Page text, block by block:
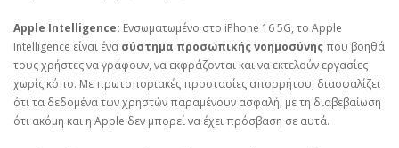
Apple Intelligence: Ενσωματωμένο στο iPhone 16 5G, το Apple
Intelligence είναι ένα σύστημα προσωπικής νοημοσύνηςπου βοηθά
τους χρήστες να γράφουν, να εκφράζονται και να εκτελούν εργασίες
χωρίς κόπο. Με πρωτοποριακές προστασίες απορρήτου, διασφαλίζει
ότι τα δεδομένα των χρηστών παραμένουν ασφαλή, με τη διαβεβαίωση
ότι ακόμη και η Apple δεν μπορεί να έχει πρόσβαση σε αυτά.